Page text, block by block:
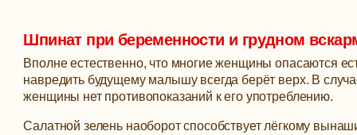
Шпинат при беременности и грудном
Вполне естественно, что многие женщины опасаются
навредить будущему малышу всегда берёт верх. В
женщины нет противопоказаний к его употреблению.
Салатной зелень наоборот способствует лёгкому